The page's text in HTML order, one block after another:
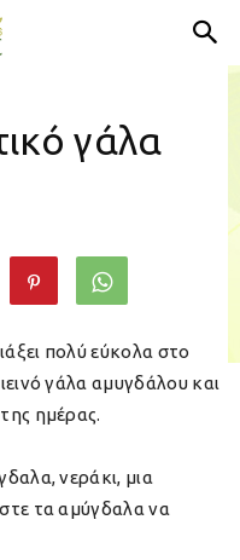
γάλα
πολύ εύκολα στο
γάλα αμυγδάλου και
ημέρας.
νεράκι, μια
τα αμύγδαλα να